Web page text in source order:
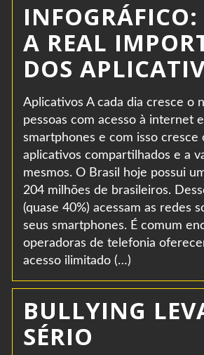
A REAL
DOS
Aplicativos A cada dia cresce o
pessoas com acesso à internet
smartphones e com isso cresce
aplicativos compartilhados e a
mesmos. O Brasil hoje possui
204 milhões de brasileiros.
(quase 40%) acessam as redes
seus smartphones. É comum
operadoras de telefonia
acesso ilimitado (…)
BULLYING
SÉRIO